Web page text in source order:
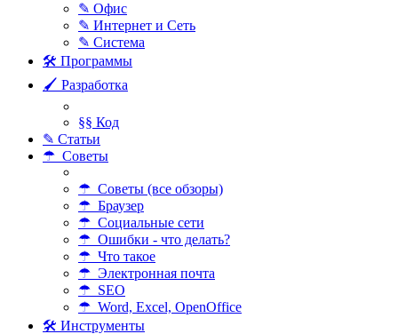
✎ Офис
✎ Интернет и Сеть
✎ Система
🛠 Программы
🖌 Разработка
§§ Код
✎ Статьи
☂ Советы
☂ Советы (все обзоры)
☂ Браузер
☂ Социальные сети
☂ Ошибки - что делать?
☂ Что такое
☂ Электронная почта
☂ SEO
☂ Word, Excel, OpenOffice
🛠 Инструменты